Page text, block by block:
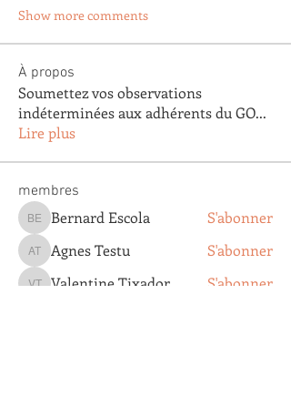
Show more comments
À propos
Soumettez vos observations
indéterminées aux adhérents du GO...
Lire plus
membres
Bernard Escola
Bernard Escola S'abonner
Agnes Testu
Agnes Testu S'abonner
Valentine Tixador
Valentine Tixador S'abonner